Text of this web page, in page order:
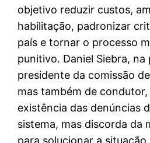
objetivo reduzir custos,
habilitação, padronizar
país e tornar o processo
punitivo. Daniel Siebra,
presidente da comissão
mas também de
existência das denúncias
sistema, mas discorda da
para solucionar a